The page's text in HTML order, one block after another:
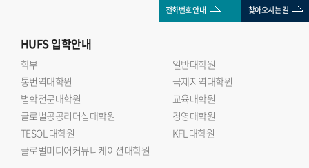
전화번호 안내 찾아오시는 길
HUFS입학안내
학부
일반대학원
통번역대학원
국제지역대학원
법학전문대학원
교육대학원
글로벌공공리더십대학원
경영대학원
TESOL 대학원
KFL 대학원
글로벌미디어커뮤니케이션대학원